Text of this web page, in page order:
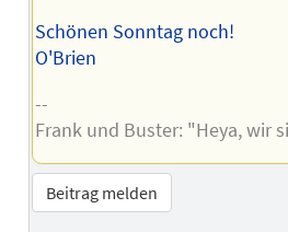
Schönen Sonntag noch!
O'Brien
--
Frank und Buster: "Heya, wir
Beitrag melden